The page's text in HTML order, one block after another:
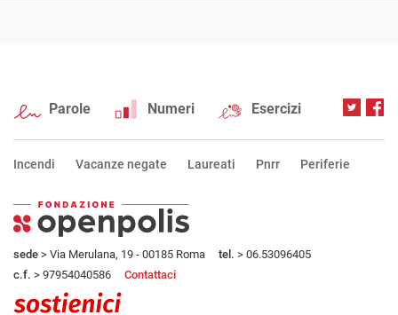
Parole Numeri Esercizi
Incendi Vacanze negate Laureati Pnrr Periferie
sede > Via Merulana, 19 - 00185 Roma tel. > 06.53096405
c.f. > 97954040586 Contattaci